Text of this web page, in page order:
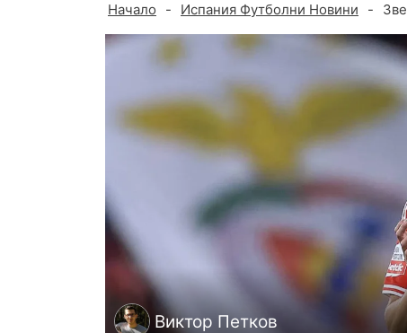
Начало - Испания Футболни Новини -
Виктор Петков